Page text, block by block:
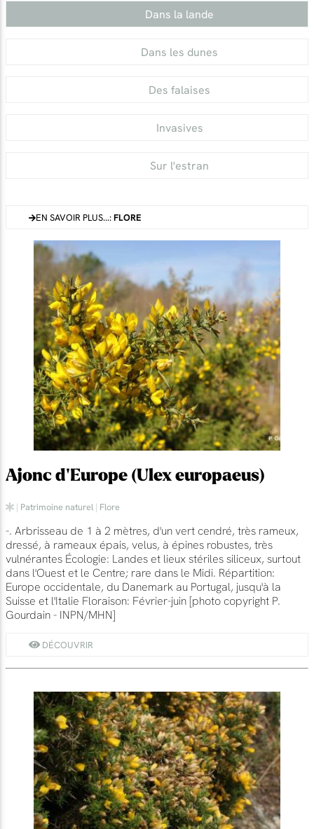
Dans la lande
Dans les dunes
Des falaises
Invasives
Sur l'estran
EN SAVOIR PLUS...:FLORE
Ajonc d'Europe (Ulex europaeus)
| Patrimoine naturel | Flore
-. Arbrisseau de 1 à 2 mètres, d'un vert cendré, très rameux,
dressé, à rameaux épais, velus, à épines robustes, très
vulnérantes Écologie: Landes et lieux stériles siliceux, surtout
dans l'Ouest et le Centre; rare dans le Midi. Répartition:
Europe occidentale, du Danemark au Portugal, jusqu'à la
Suisse et l'Italie Floraison: Février-juin [photo copyright P.
Gourdain - INPN/MHN]
DÉCOUVRIR